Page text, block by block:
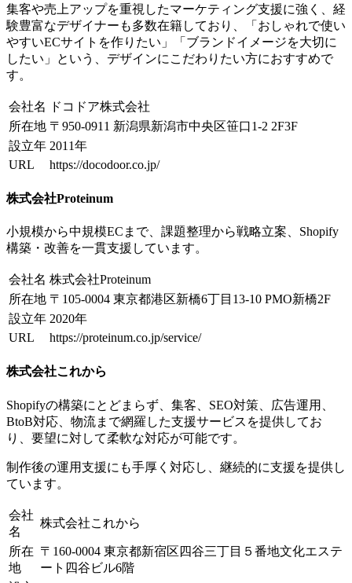
集客や売上アップを重視したマーケティング支援に強く、経
験豊富なデザイナーも多数在籍しており、「おしゃれで使い
やすいECサイトを作りたい」「ブランドイメージを大切に
したい」という、デザインにこだわりたい方におすすめで
す。
会社名
ドコドア株式会社
所在地 〒950-0911 新潟県新潟市中央区笹口1-2 2F3F
設立年 2011年
URL
https://docodoor.co.jp/
株式会社Proteinum
小規模から中規模ECまで、課題整理から戦略立案、Shopify
構築・改善を一貫支援しています。
会社名 株式会社Proteinum
所在地 〒105-0004 東京都港区新橋6丁目13-10 PMO新橋2F
設立年 2020年
URL
https://proteinum.co.jp/service/
株式会社これから
Shopifyの構築にとどまらず、集客、SEO対策、広告運用、
BtoB対応、物流まで網羅した支援サービスを提供してお
り、要望に対して柔軟な対応が可能です。
制作後の運用支援にも手厚く対応し、継続的に支援を提供し
ています。
会社
名
株式会社これから
所在
地
〒160-0004 東京都新宿区四谷三丁目５番地文化エステ
ート四谷ビル6階